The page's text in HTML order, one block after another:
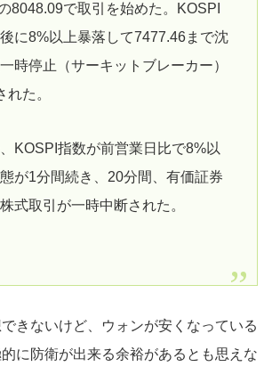
8048.09で取引を始めた。KOSPI
に8%以上暴落して7477.46まで沈
時停止（サーキットブレーカー）
た。
KOSPI指数が前営業日比で8%以
態が1分間続き、20分間、有価証券
式取引が一時中断された。
きないけど、ウォンが安くなっている
に防衛が出来る余裕があるとも思えな